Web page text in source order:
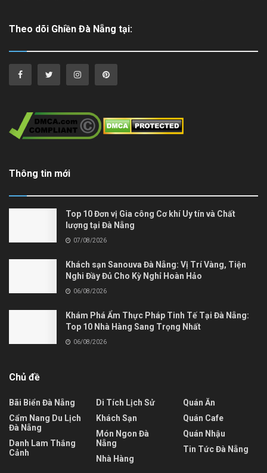
Theo dõi Ghiền Đà Nẵng tại:
Thông tin mới
Top 10 Đơn vị Gia công Cơ khí Uy tín và Chất
lượng tại Đà Nẵng
07/08/2026
Khách sạn Sanouva Đà Nẵng: Vị Trí Vàng, Tiện
Nghi Đầy Đủ Cho Kỳ Nghỉ Hoàn Hảo
06/08/2026
Khám Phá Ẩm Thực Pháp Tinh Tế Tại Đà Nẵng:
Top 10 Nhà Hàng Sang Trọng Nhất
06/08/2026
Chủ đề
Bãi Biển Đà Nẵng
Cẩm Nang Du Lịch
Đà Nẵng
Danh Lam Thắng
Cảnh
Di Tích Lịch Sử
Khách Sạn
Món Ngon Đà
Nẵng
Nhà Hàng
Quán Ăn
Quán Cafe
Quán Nhậu
Tin Tức Đà Nẵng